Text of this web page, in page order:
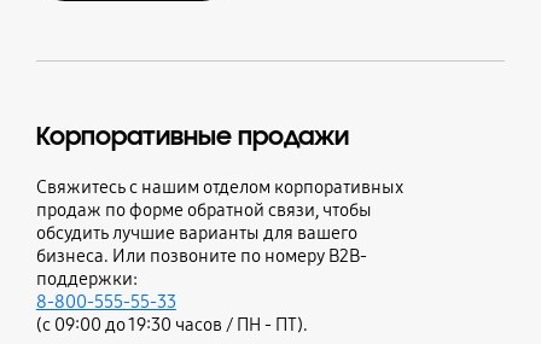
Корпоративные продажи
Свяжитесь с нашим отделом корпоративных
продаж по форме обратной связи, чтобы
обсудить лучшие варианты для вашего
бизнеса. Или позвоните по номеру B2B-
поддержки:
8-800-555-55-33
(с 09:00 до 19:30 часов / ПН - ПТ).